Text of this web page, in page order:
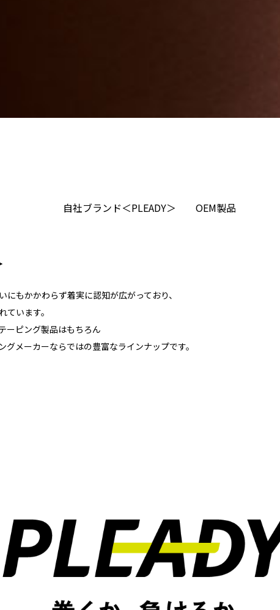
自社ブランド＜PLEADY＞ OEM製品
もかかわらず着実に認知が広がっており、
います。
ーピング製品はもちろん
メーカーならではの豊富なラインナップです。